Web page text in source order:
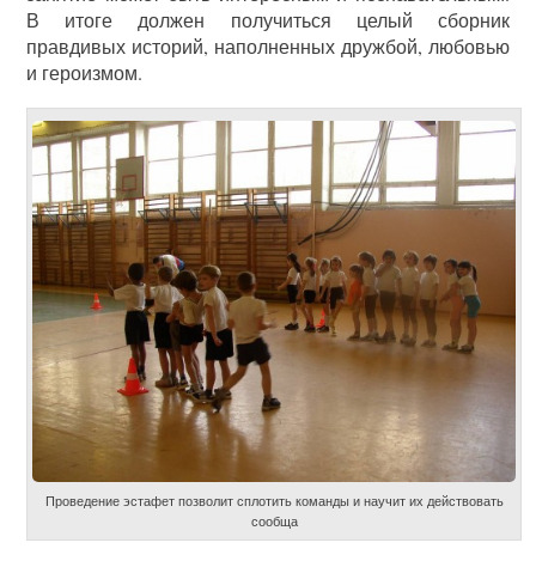
В итоге должен получиться целый сборник
правдивых историй, наполненных дружбой, любовью
и героизмом.
Проведение эстафет позволит сплотить команды и научит их действовать
сообща